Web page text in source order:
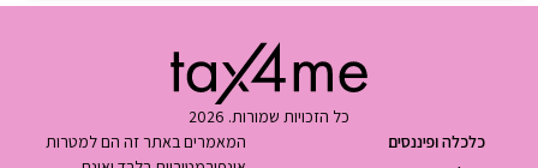
כל הזכויות שמורות. 2026
כלכלה ופיננסים
המאמרים באתר זה הם למטרות